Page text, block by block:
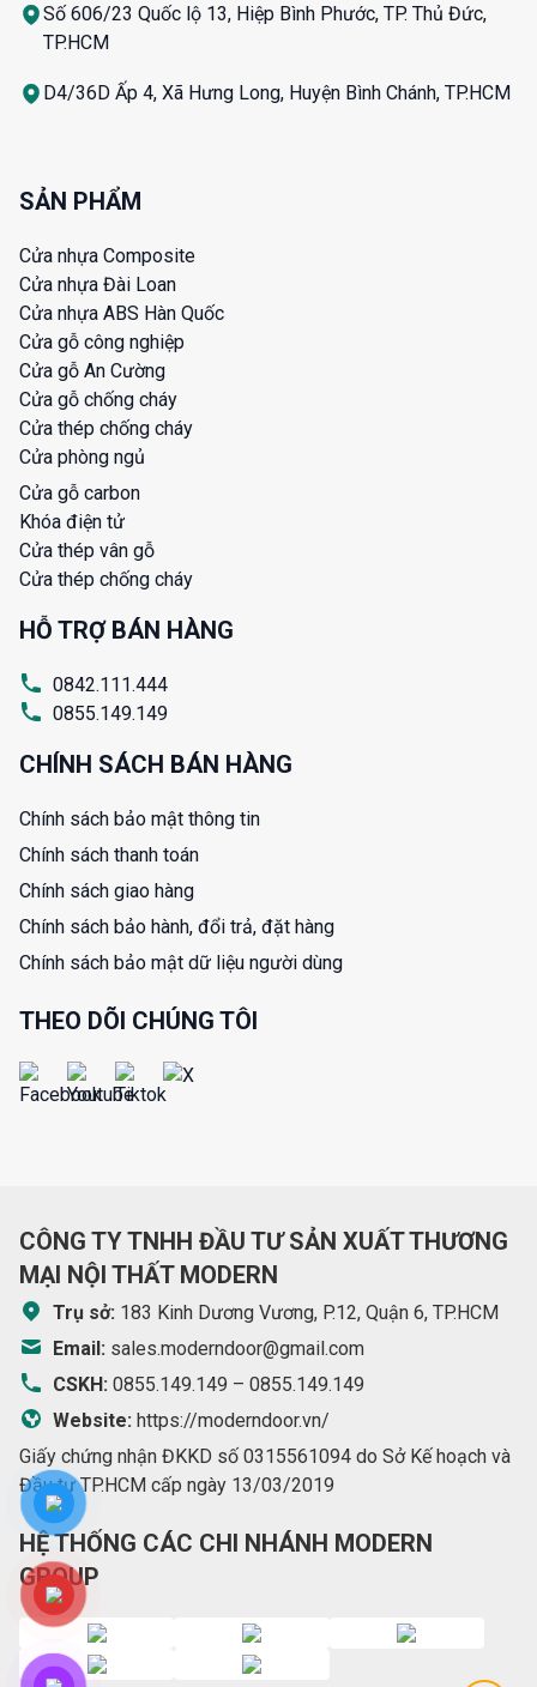
Số 606/23 Quốc lộ 13, Hiệp Bình Phước, TP. Thủ Đức,
TP.HCM
D4/36D Ấp 4, Xã Hưng Long, Huyện Bình Chánh, TP.HCM
SẢN PHẨM
Cửa nhựa Composite
Cửa nhựa Đài Loan
Cửa nhựa ABS Hàn Quốc
Cửa gỗ công nghiệp
Cửa gỗ An Cường
Cửa gỗ chống cháy
Cửa thép chống cháy
Cửa phòng ngủ
Cửa gỗ carbon
Khóa điện tử
Cửa thép vân gỗ
Cửa thép chống cháy
HỖ TRỢ BÁN HÀNG
0842.111.444
0855.149.149
CHÍNH SÁCH BÁN HÀNG
Chính sách bảo mật thông tin
Chính sách thanh toán
Chính sách giao hàng
Chính sách bảo hành, đổi trả, đặt hàng
Chính sách bảo mật dữ liệu người dùng
THEO DÕI CHÚNG TÔI
CÔNG TY TNHH ĐẦU TƯ SẢN XUẤT THƯƠNG
MẠI NỘI THẤT MODERN
Trụ sở: 183 Kinh Dương Vương, P.12, Quận 6, TP.HCM
Email: sales.moderndoor@gmail.com
CSKH: 0855.149.149 – 0855.149.149
Website: https://moderndoor.vn/
Giấy chứng nhận ĐKKD số 0315561094 do Sở Kế hoạch và
Đầu tư TP.HCM cấp ngày 13/03/2019
HỆ THỐNG CÁC CHI NHÁNH MODERN
GROUP